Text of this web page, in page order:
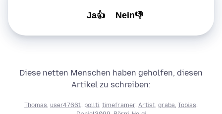
Ja👍 Nein👎
Diese netten Menschen haben geholfen, diesen
Artikel zu schreiben:
Thomas user47661 pollti timeframer, Artist graba Tobias